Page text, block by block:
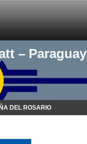
– Paraguay
DEL ROSARIO